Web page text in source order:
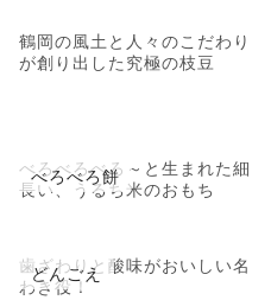
鶴岡の風土と人々のこだわり
が創り出した究極の枝豆
べろべろ餅
べろべろべろ～と生まれた細
長い、うるち米のおもち
どんごえ
歯ざわりと酸味がおいしい名
わき役！